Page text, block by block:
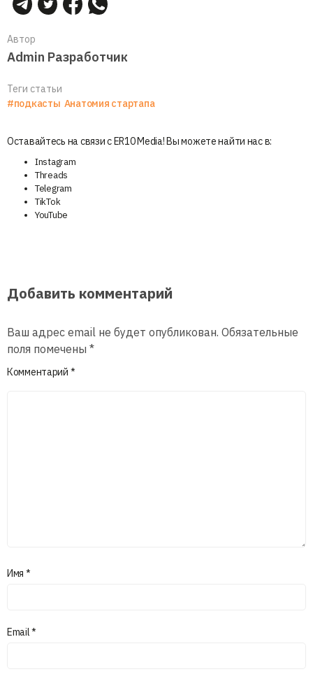
Автор
Admin Разработчик
Теги статьи
#подкасты Анатомия стартапа
Оставайтесь на связи с ER10 Media! Вы можете найти нас в:
Instagram
Threads
Telegram
TikTok
YouTube
Добавить комментарий
Ваш адрес email не будет опубликован. Обязательные
поля помечены *
Комментарий *
Имя *
Email*